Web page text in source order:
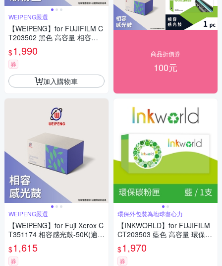
WEIPENG嚴選
【WEIPENG】for FUJIFILM C
T203502 黑色 高容量 相容碳
粉匣(適用ApeosPrint C325dw/
Apeos C325dw/C325z)
$1,990
券
加入購物車
WEIPENG嚴選
【WEIPENG】for Fuji Xerox C
T351174 相容感光鼓-50K(適用
DocuPrint P375d/P375dw/M37
5z)
$1,615
券
商品折價券
100元
環保外包裝為地球盡心力
【INKWORLD】for FUJIFILM
CT203503 藍色 高容量 環保碳
粉匣(適用ApeosPrint C325dw/
Apeos C325dw/C325z)
$1,970
券